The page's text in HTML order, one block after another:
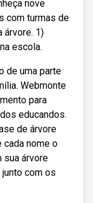
nove
com turmas de
árvore. 1)
escola.
de uma parte
Webmonte
para
educandos.
de árvore
cada nome o
sua árvore
com os